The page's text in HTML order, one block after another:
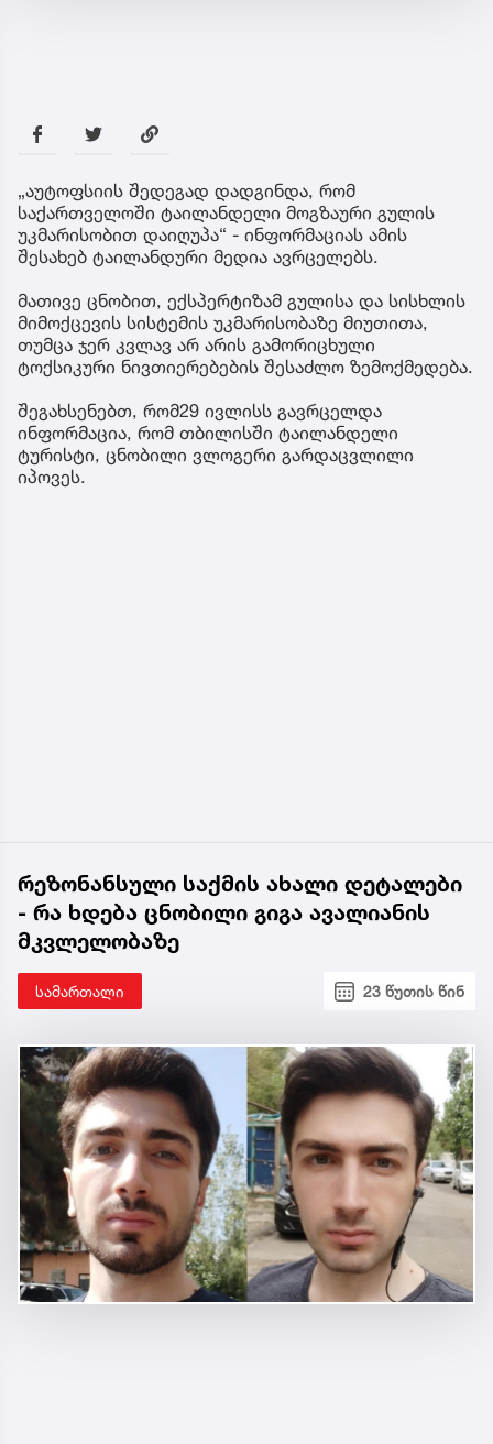
„აუტოფსიის შედეგად დადგინდა, რომ
საქართველოში ტაილანდელი მოგზაური გულის
უკმარისობით დაიღუპა“ - ინფორმაციას ამის
შესახებ ტაილანდური მედია ავრცელებს.
მათივე ცნობით, ექსპერტიზამ გულისა და სისხლის
მიმოქცევის სისტემის უკმარისობაზე მიუთითა,
თუმცა ჯერ კვლავ არ არის გამორიცხული
ტოქსიკური ნივთიერებების შესაძლო ზემოქმედება.
შეგახსენებთ, რომ29 ივლისს გავრცელდა
ინფორმაცია, რომ თბილისში ტაილანდელი
ტურისტი, ცნობილი ვლოგერი გარდაცვლილი
იპოვეს.
რეზონანსული საქმის ახალი დეტალები
- რა ხდება ცნობილი გიგა ავალიანის
მკვლელობაზე
სამართალი 23 წუთის წინ